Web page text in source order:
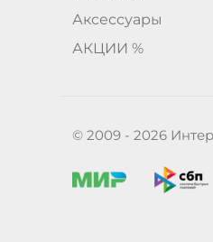
Аксессуары
АКЦИИ %
© 2009 - 2026